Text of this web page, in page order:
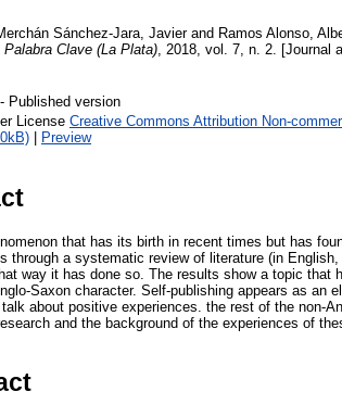
Sánchez-Jara, Javierand Ramos Alonso,
Palabra Clave (La Plata) , 2018, vol. 7, n. 2. [Journal
Published version
License Creative Commons Attribution Non-
| Preview
that has its birth in recent times but has
through a systematic review of literature (in
way it has done so. The results show a topic that
Saxon character. Self-publishing appears as an
about positive experiences. the rest of the non-
and the background of the experiences of